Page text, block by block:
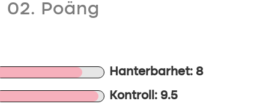
02. Poäng
Hanterbarhet: 8
Kontroll: 9.5